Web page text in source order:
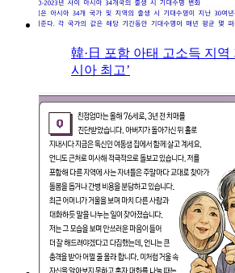
韓·日 포함 아태 고소득 지역
시아 최고’